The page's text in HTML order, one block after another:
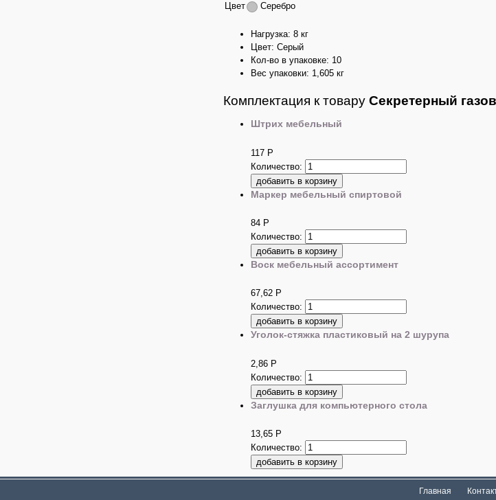
Цвет Серебро
Нагрузка: 8 кг
Цвет: Серый
Кол-во в упаковке: 10
Вес упаковки: 1,605 кг
Комплектация к товару Секретерный
Штрих мебельный
117 Р
Количество:
Маркер мебельный спиртовой
84 Р
Количество:
Воск мебельный ассортимент
67,62 Р
Количество:
Уголок-стяжка пластиковый на 2 шурупа
2,86 Р
Количество:
Заглушка для компьютерного стола
13,65 Р
Количество:
Главная